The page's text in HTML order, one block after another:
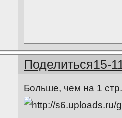
Поделиться15-
Больше, чем на 1